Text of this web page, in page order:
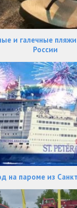
и галечные
России
на пароме из